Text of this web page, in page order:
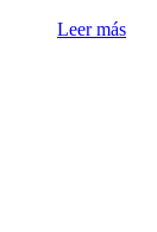
Leer más